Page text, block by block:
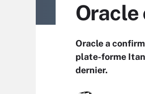
Oracle
Oracle a
plate-forme
dernier.